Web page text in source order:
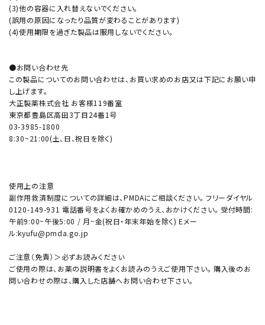
(3)他の容器に入れ替えないでください。
(誤用の原因になったり品質が変わることがあります)
(4)使用期限を過ぎた製品は服用しないでください。
●お問い合わせ先
この製品についてのお問い合わせは、お買い求めのお店又は下記にお願い申
し上げます。
大正製薬株式会社 お客様119番室
東京都豊島区高田3丁目24番1号
03-3985-1800
8:30~21:00(土、日、祝日を除く)
使用上の注意
副作用救済制度についての詳細は、PMDAにご相談ください。 フリーダイヤル
0120-149-931 電話番号をよくお確かめのうえ、おかけください。 受付時間:
午前9:00~午後5:00 / 月~金(祝日・年末年始を除く) Eメー
ル:kyufu@pmda.go.jp
ご注意（免責）＞必ずお読みください
ご使用の際は、お薬の説明書をよくお読みのうえご使用下さい。 購入後のお
問い合わせの際は、購入した店舗へお問い合わせ下さい。